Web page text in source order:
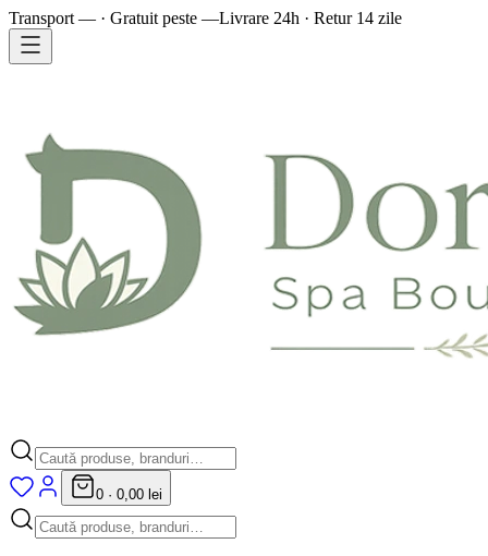
Transport — · Gratuit peste —Livrare 24h · Retur 14 zile
0 · 0,00 lei